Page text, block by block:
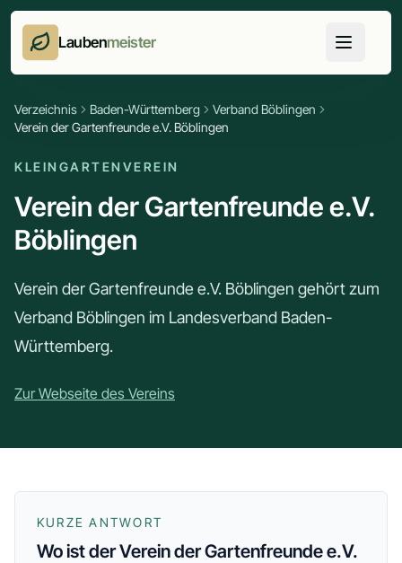
Laubenmeister
Verzeichnis Baden-Württemberg
Verband Böblingen
Verein der Gartenfreunde e.V. Böblingen
KLEINGARTENVEREIN
Verein der Gartenfreunde e.V.
Böblingen
Verein der Gartenfreunde e.V. Böblingen gehört zum
Verband Böblingen im Landesverband Baden-
Württemberg.
Zur Webseite des Vereins
KURZE ANTWORT
Wo ist der Verein der Gartenfreunde e.V.